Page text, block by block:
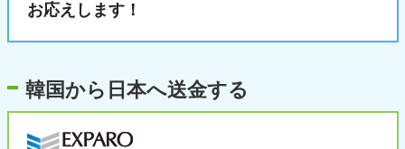
お応えします！
韓国から日本へ送金する